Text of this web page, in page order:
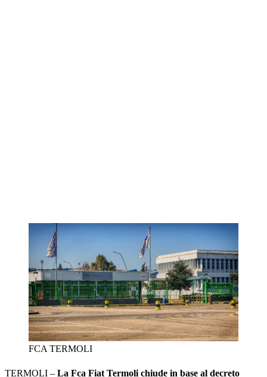
FCA TERMOLI
TERMOLI – La Fca Fiat Termoli chiude in base al decreto